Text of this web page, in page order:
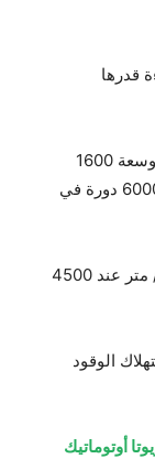
قدرها
محرك السيارة يحتوي على 4 سلندرات متتالية وسعة 1600
سي سي، ويولد قوة تصل إلى 112 حصان عند 6000 دورة في
يصل الحد الأقصى لعزم الدوران إلى 145 نيوتن/ متر عند 4500
معدل استهلاك الوقود
أوتوماتيك